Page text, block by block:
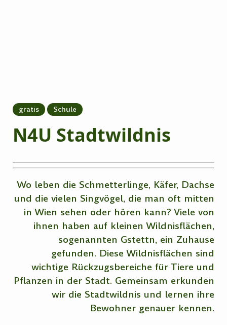
gratis Schule
N4U Stadtwildnis
Wo leben die Schmetterlinge, Käfer, Dachse
und die vielen Singvögel, die man oft mitten
in Wien sehen oder hören kann? Viele von
ihnen haben auf kleinen Wildnisflächen,
sogenannten Gstettn, ein Zuhause
gefunden. Diese Wildnisflächen sind
wichtige Rückzugsbereiche für Tiere und
Pflanzen in der Stadt. Gemeinsam erkunden
wir die Stadtwildnis und lernen ihre
Bewohner genauer kennen.